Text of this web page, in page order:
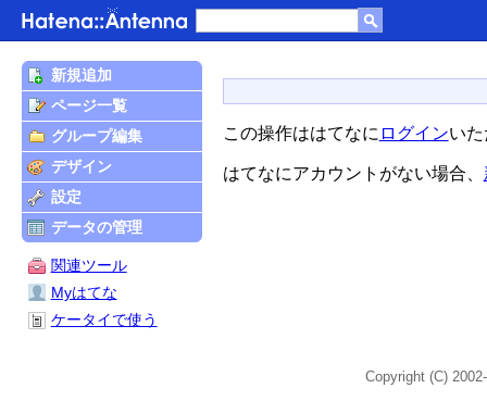
この操作ははてなに ログインい
はてなにアカウントがない場合、
新規追加
ページ一覧
グループ編集
デザイン
設定
データの管理
関連ツール
Myはてな
ケータイで使う
Copyright (C)